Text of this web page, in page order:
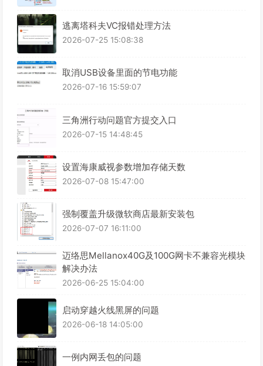
逃离塔科夫VC报错处理方法
2026-07-25 15:08:38
取消USB设备里面的节电功能
2026-07-16 15:59:07
三角洲行动问题官方提交入口
2026-07-15 14:48:45
设置海康威视参数增加存储天数
2026-07-08 15:47:00
强制覆盖升级微软商店最新安装包
2026-07-07 16:11:00
迈络思Mellanox40G及100G网卡不兼容光模块
解决办法
2026-06-25 15:04:00
启动穿越火线黑屏的问题
2026-06-18 14:05:00
一例内网丢包的问题